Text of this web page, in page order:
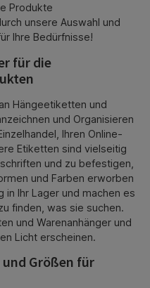
Produkte
unsere Auswahl und
Ihre Bedürfnisse!
für die
Hängeetiketten und
und Organisieren
Ihren Online-
Etiketten sind vielseitig
und zu befestigen,
und Farben erworben
in Ihr Lager und machen es
finden, was sie suchen.
und Warenanhänger und
Licht erscheinen.
Größen für